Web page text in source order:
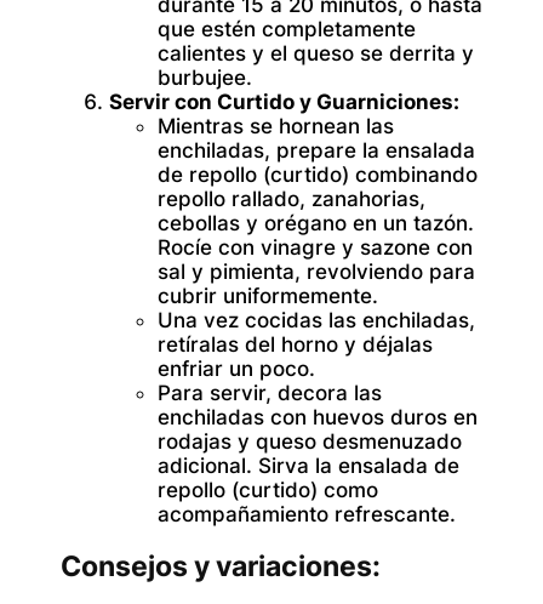
durante 15 a 20 minutos, o hasta
que estén completamente
calientes y el queso se derrita y
burbujee.
Servir con Curtido y Guarniciones:
Mientras se hornean las
enchiladas, prepare la ensalada
de repollo (curtido) combinando
repollo rallado, zanahorias,
cebollas y orégano en un tazón.
Rocíe con vinagre y sazone con
sal y pimienta, revolviendo para
cubrir uniformemente.
Una vez cocidas las enchiladas,
retíralas del horno y déjalas
enfriar un poco.
Para servir, decora las
enchiladas con huevos duros en
rodajas y queso desmenuzado
adicional. Sirva la ensalada de
repollo (curtido) como
acompañamiento refrescante.
Consejos y variaciones: